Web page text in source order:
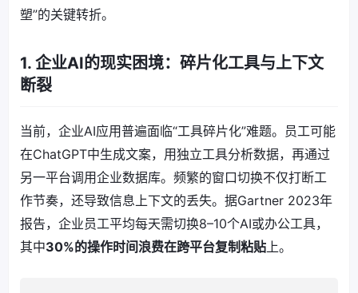
塑”的关键转折。
1. 企业AI的现实困境：碎片化工具与上下文
断裂
当前，企业AI应用普遍面临“工具碎片化”难题。员工可能
在ChatGPT中生成文案，用独立工具分析数据，再通过
另一平台调用企业数据库。频繁的窗口切换不仅打断工
作节奏，还导致信息上下文的丢失。据Gartner 2023年
报告，企业员工平均每天需切换8–10个AI或办公工具，
其中30%的操作时间浪费在跨平台复制粘贴上。